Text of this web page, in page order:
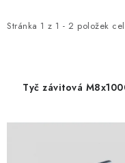
Stránka 1 z 1 - 2 položek
Tyč závitová